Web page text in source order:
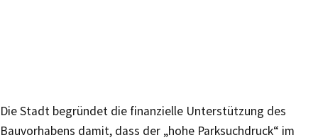
Die Stadt begründet die finanzielle Unterstützung des
Bauvorhabens damit, dass der „hohe Parksuchdruck“ im